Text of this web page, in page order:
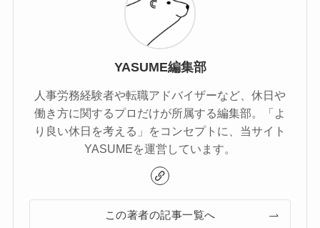
YASUME編集部
人事労務経験者や転職アドバイザーなど、休日や
働き方に関するプロだけが所属する編集部。「よ
り良い休日を考える」をコンセプトに、当サイト
YASUMEを運営しています。
この著者の記事一覧へ